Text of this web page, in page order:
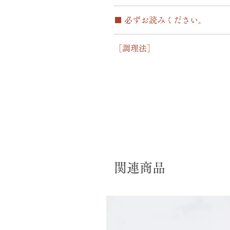
タンパク質 40g
脂質 70g
食物繊維 5g
炭水化物 28g
■ 必ずお読みください。
の際は別途ご注文をお願いいたしま
［調理法］
関連商品